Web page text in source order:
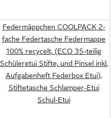
Federmäppchen COOLPACK 2-
fache Federtasche Federmappe
100% recycelt, (ECO 35-teilig
Schüleretui Stifte, und Pinsel inkl.
Aufgabenheft Federbox Etui),
Stiftetasche Schlamper-Etui
Schul-Etui